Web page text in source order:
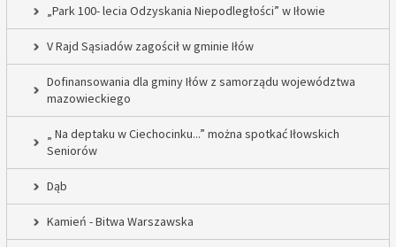
„Park 100- lecia Odzyskania Niepodległości” w Iłowie
V Rajd Sąsiadów zagościł w gminie Iłów
Dofinansowania dla gminy Iłów z samorządu województwa
mazowieckiego
„ Na deptaku w Ciechocinku...” można spotkać Iłowskich
Seniorów
Dąb
Kamień - Bitwa Warszawska